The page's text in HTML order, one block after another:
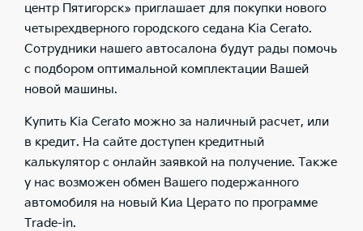
центр Пятигорск» приглашает для покупки нового
четырехдверного городского седана Kia Cerato.
Сотрудники нашего автосалона будут рады помочь
с подбором оптимальной комплектации Вашей
новой машины.
Купить Kia Cerato можно за наличный расчет, или
в кредит. На сайте доступен кредитный
калькулятор с онлайн заявкой на получение. Также
у нас возможен обмен Вашего подержанного
автомобиля на новый Киа Церато по программе
Trade-in.